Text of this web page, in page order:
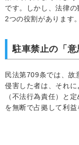
です。しかし、法律
2つの役割があります。
駐車禁止の「
民法第709条では、故
侵害した者は、それ
（不法行為責任）と
を無断で占拠して利益